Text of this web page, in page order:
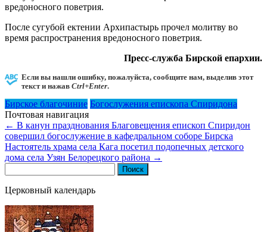
вредоносного поветрия.
После сугубой ектении Архипастырь прочел молитву во
время распространения вредоносного поветрия.
Пресс-служба Бирской епархии.
Если вы нашли ошибку, пожалуйста, сообщите нам, выделив этот
текст и нажав Ctrl+Enter.
Бирское благочиние Богослужения епископа Спиридона
Почтовая навигация
← В канун празднования Благовещения епископ Спиридон
совершил богослужение в кафедральном соборе Бирска
Настоятель храма села Кага посетил подопечных детского
дома села Узян Белорецкого района →
Церковный календарь